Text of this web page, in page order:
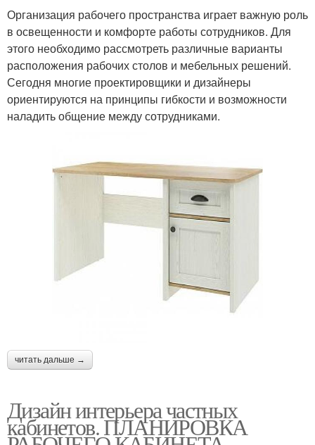
Организация рабочего пространства играет важную роль
в освещенности и комфорте работы сотрудников. Для
этого необходимо рассмотреть различные варианты
расположения рабочих столов и мебельных решений.
Сегодня многие проектировщики и дизайнеры
ориентируются на принципы гибкости и возможности
наладить общение между сотрудниками.
читать дальше →
Дизайн интерьера частных
кабинетов. ПЛАНИРОВКА